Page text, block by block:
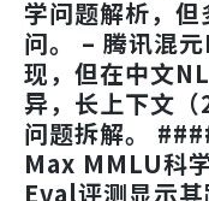
学问题解析，
问。 – 腾讯混
现，但在中文
异，长上下文
问题拆解。
Max MMLU科
Eval评测显示